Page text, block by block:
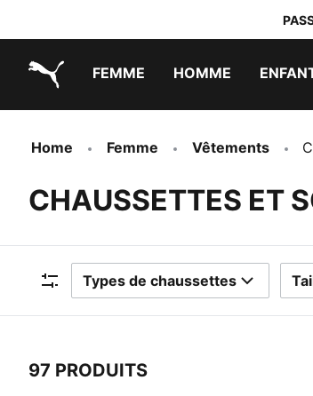
FEMME HOMME
Home Femme Vêtements
CHAUSSETTES ET
Filtres
Types de chaussettes
97 PRODUITS